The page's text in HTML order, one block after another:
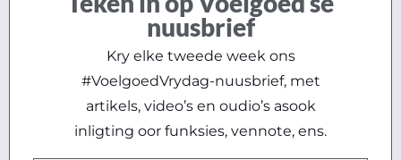
nuusbrief
Kry elke tweede week ons
#VoelgoedVrydag-nuusbrief, met
artikels, video’s en oudio’s asook
inligting oor funksies, vennote, ens.